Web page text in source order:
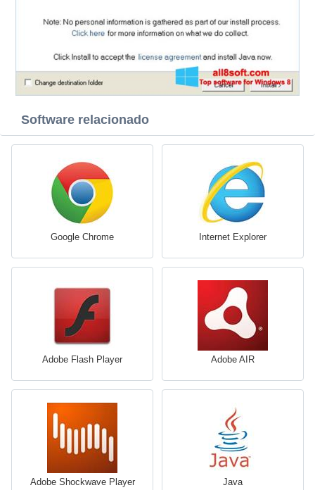
Software relacionado
Google Chrome Internet Explorer
Adobe Flash Player Adobe AIR
Adobe Shockwave Player Java